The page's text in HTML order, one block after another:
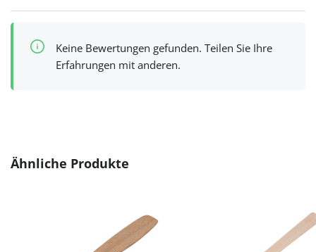
Keine Bewertungen gefunden. Teilen Sie Ihre
Erfahrungen mit anderen.
Produktgalerie überspringen
Ähnliche Produkte